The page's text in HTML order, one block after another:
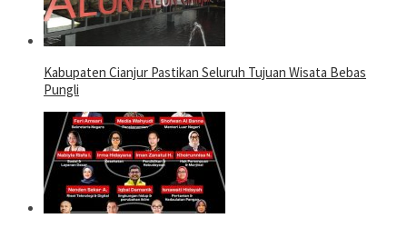
Kabupaten Cianjur Pastikan Seluruh Tujuan Wisata Bebas
Pungli